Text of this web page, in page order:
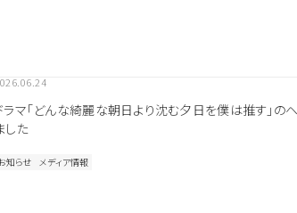
ラマ「どんな綺麗な朝日より沈む夕日を僕は推す」の
した
知らせ メディア情報